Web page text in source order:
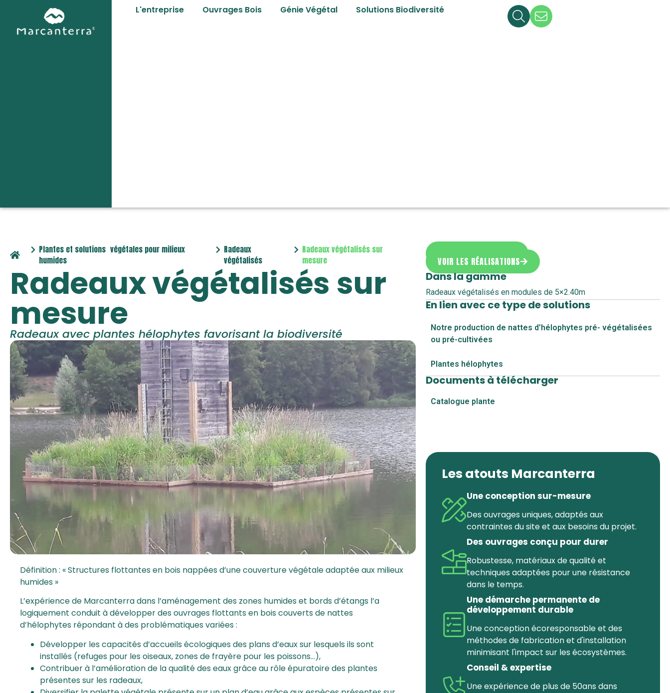
L'entreprise Ouvrages Bois Génie Végétal Solutions Biodiversité
Plantes et solutions végétales pour milieux
humides
Radeaux
végétalisés
Radeaux végétalisés sur
mesure
Radeaux végétalisés sur
mesure
Radeaux avec plantes hélophytes favorisant la biodiversité
Définition : « Structures flottantes en bois nappées d’une couverture végétale adaptée aux milieux
humides »
L’expérience de Marcanterra dans l’aménagement des zones humides et bords d’étangs l’a
logiquement conduit à développer des ouvrages flottants en bois couverts de nattes
d’hélophytes répondant à des problématiques variées :
Développer les capacités d’accueils écologiques des plans d’eaux sur lesquels ils sont
installés (refuges pour les oiseaux, zones de frayère pour les poissons…),
Contribuer à l’amélioration de la qualité des eaux grâce au rôle épuratoire des plantes
présentes sur les radeaux,
DEMANDER UN DEVIS
VOIR LES RÉALISATIONS
Dans la gamme
Radeaux végétalisés en modules de 5×2.40m
En lien avec ce type de solutions
Notre production de nattes d’hélophytes pré- végétalisées
ou pré-cultivées
Plantes hélophytes
Documents à télécharger
Catalogue plante
Les atouts Marcanterra
Une conception sur-mesure
Des ouvrages uniques, adaptés aux
contraintes du site et aux besoins du projet.
Des ouvrages conçu pour durer
Robustesse, matériaux de qualité et
techniques adaptées pour une résistance
dans le temps.
Une démarche permanente de
développement durable
Une conception écoresponsable et des
méthodes de fabrication et d'installation
minimisant l'impact sur les écosystèmes.
Conseil & expertise
Une expérience de plus de 50ans dans